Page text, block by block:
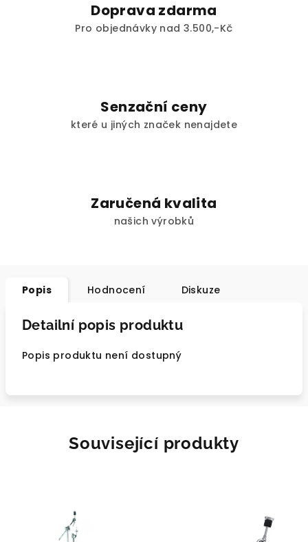
Doprava zdarma
Pro objednávky nad 3.500,-Kč
Senzační ceny
které u jiných značek nenajdete
Zaručená kvalita
našich výrobků
Popis Hodnocení Diskuze
Detailní popis produktu
Popis produktu není dostupný
Související produkty